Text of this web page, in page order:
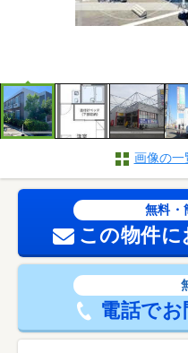
画像の一
無料・
この物件
電話で